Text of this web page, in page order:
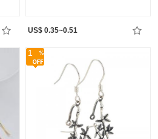
US$ 0.35~0.51
1